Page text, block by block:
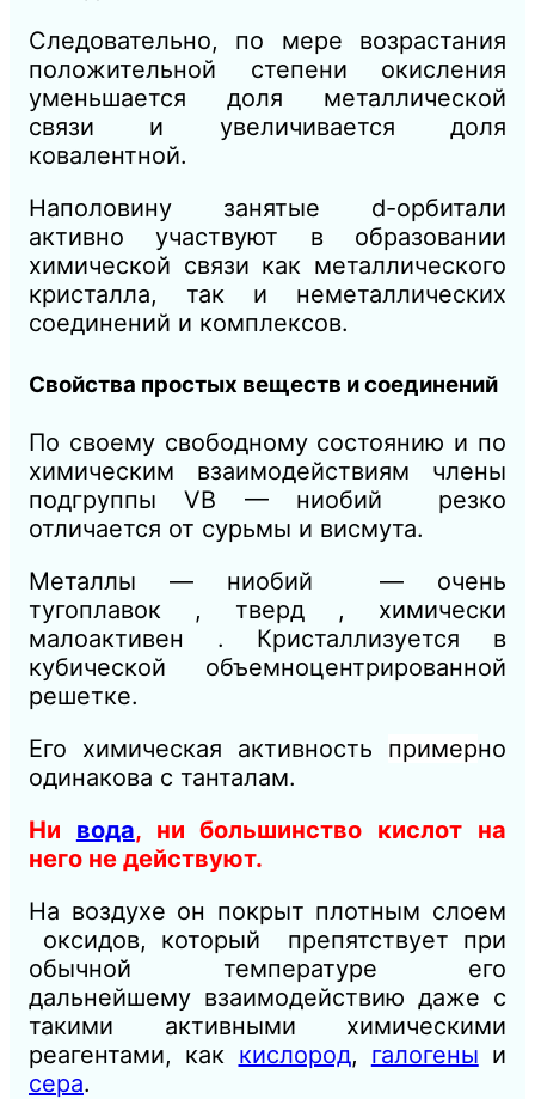
Следовательно, по мере возрастания
положительной степени окисления
уменьшается доля металлической
связи и увеличивается доля
ковалентной.
Наполовину занятые d-орбитали
активно участвуют в образовании
химической связи как металлического
кристалла, так и неметаллических
соединений и комплексов.
Свойства простых веществ и соединений
По своему свободному состоянию и по
химическим взаимодействиям члены
подгруппы VB — ниобий резко
отличается от сурьмы и висмута.
Металлы — ниобий — очень
тугоплавок , тверд , химически
малоактивен . Кристаллизуется в
кубической объемноцентрированной
решетке.
Его химическая активность примерно
одинакова с танталам.
Ни вода, ни большинство кислот на
него не действуют.
На воздухе он покрыт плотным слоем
оксидов, который препятствует при
обычной температуре его
дальнейшему взаимодействию даже с
такими активными химическими
реагентами, как кислород, галогены и
сера.